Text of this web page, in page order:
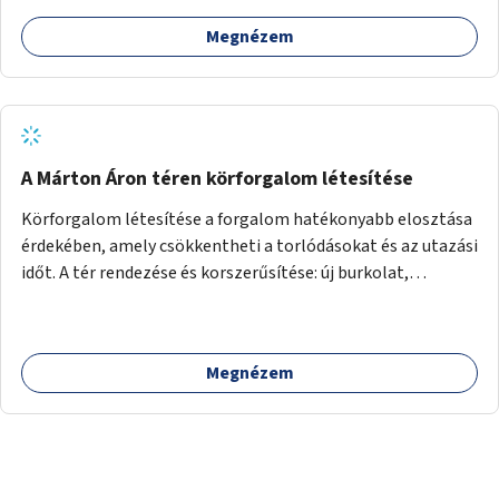
Megnézem
A Márton Áron téren körforgalom létesítése
Körforgalom létesítése a forgalom hatékonyabb elosztása
érdekében, amely csökkentheti a torlódásokat és az utazási
időt. A tér rendezése és korszerűsítése: új burkolat,
időznek.
Megnézem